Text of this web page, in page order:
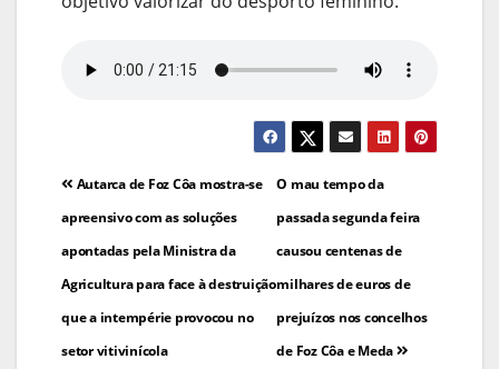
Navegação
de
artigos
O mau tempo da
passada segunda feira
causou centenas de
milhares de euros de
prejuízos nos concelhos
de Foz Côa e Meda
Autarca de Foz Côa mostra-se
apreensivo com as soluções
apontadas pela Ministra da
Agricultura para face à destruição
que a intempérie provocou no
setor vitivinícola